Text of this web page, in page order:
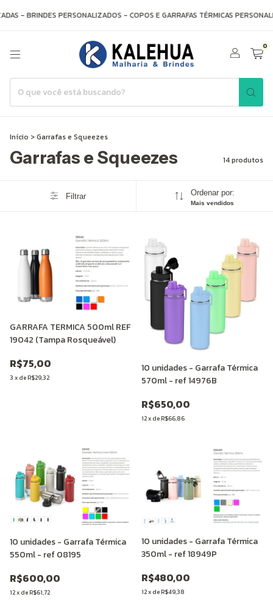
- BRINDES PERSONALIZADOS - COPOS E GARRAFAS TÉRMICAS
0
Início >Garrafas e Squeezes
Garrafas e Squeezes 14 produtos
Filtrar Ordenar por:
Mais vendidos
GARRAFA TERMICA 500ml REF
19042 (Tampa Rosqueável)
R$75,00
3 x deR$29,32
10 unidades - Garrafa Térmica
570ml - ref 14976B
R$650,00
12x deR$66,86
10 unidades - Garrafa Térmica
550ml - ref 08195
R$600,00
12x deR$61,72
10 unidades - Garrafa Térmica
350ml - ref 18949P
R$480,00
12x deR$49,38